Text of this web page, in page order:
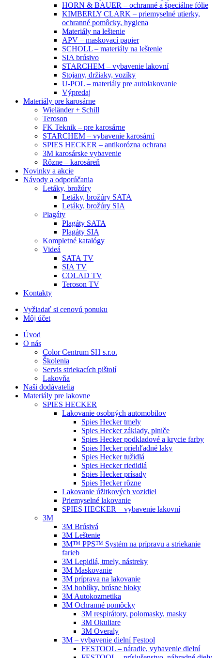
HORN & BAUER – ochranné a špeciálne fólie
KIMBERLY CLARK – priemyselné utierky,
ochranné pomôcky, hygiena
Materiály na leštenie
APV – maskovací papier
SCHOLL – materiály na leštenie
SIA brúsivo
STARCHEM – vybavenie lakovní
Stojany, držiaky, vozíky
U-POL – materiály pre autolakovanie
Výpredaj
Materiály pre karosárne
Wieländer + Schill
Teroson
FK Teknik – pre karosárne
STARCHEM – vybavenie karosární
SPIES HECKER – antikorózna ochrana
3M karosárske vybavenie
Rôzne – karosáreň
Novinky a akcie
Návody a odporúčania
Letáky, brožúry
Letáky, brožúry SATA
Letáky, brožúry SIA
Plagáty
Plagáty SATA
Plagáty SIA
Kompletné katalógy
Videá
SATA TV
SIA TV
COLAD TV
Teroson TV
Kontakty
Vyžiadať si cenovú ponuku
Môj účet
Úvod
O nás
Color Centrum SH s.r.o.
Školenia
Servis striekacích pištolí
Lakovňa
Naši dodávatelia
Materiály pre lakovne
SPIES HECKER
Lakovanie osobných automobilov
Spies Hecker tmely
Spies Hecker základy, plniče
Spies Hecker podkladové a krycie farby
Spies Hecker priehľadné laky
Spies Hecker tužidlá
Spies Hecker riedidlá
Spies Hecker prísady
Spies Hecker rôzne
Lakovanie úžitkových vozidiel
Priemyselné lakovanie
SPIES HECKER – vybavenie lakovní
3M
3M Brúsivá
3M Leštenie
3M™ PPS™ Systém na prípravu a striekanie
farieb
3M Lepidlá, tmely, nástreky
3M Maskovanie
3M príprava na lakovanie
3M hoblíky, brúsne bloky
3M Autokozmetika
3M Ochranné pomôcky
3M respirátory, polomasky, masky
3M Okuliare
3M Overaly
3M – vybavenie dielní Festool
FESTOOL – náradie, vybavenie dielní